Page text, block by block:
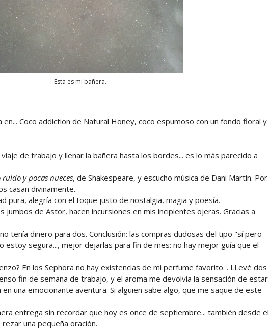
Esta es mi bañera...
Coco addiction de Natural Honey, coco espumoso con un fondo floral y
de trabajo y llenar la bañera hasta los bordes... es lo más parecido a
y pocas nueces, de Shakespeare, y escucho música de Dani Martín. Por
casan divinamente.
pura, alegría con el toque justo de nostalgia, magia y poesía.
jumbos de Astor, hacen incursiones en mis incipientes ojeras. Gracias a
tenía dinero para dos. Conclusión: las compras dudosas del tipo "sí pero
segura..., mejor dejarlas para fin de mes: no hay mejor guía que el
En los Sephora no hay existencias de mi perfume favorito. . LLevé dos
fin de semana de trabajo, y el aroma me devolvía la sensación de estar
una emocionante aventura. Si alguien sabe algo, que me saque de este
entrega sin recordar que hoy es once de septiembre... también desde el
una pequeña oración.